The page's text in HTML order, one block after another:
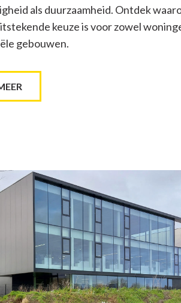
als duurzaamheid. Ontdek
keuze is voor zowel
gebouwen.